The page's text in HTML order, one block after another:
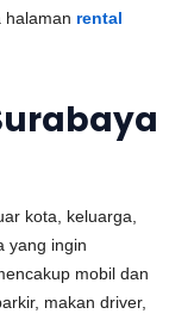
halaman rental
kota, keluarga,
yang ingin
mobil dan
makan driver,